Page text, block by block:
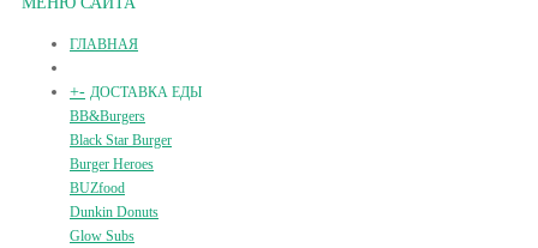
ГЛАВНАЯ
+- ДОСТАВКА ЕДЫ
BB&Burgers
Black Star Burger
Burger Heroes
BUZfood
Dunkin Donuts
Glow Subs